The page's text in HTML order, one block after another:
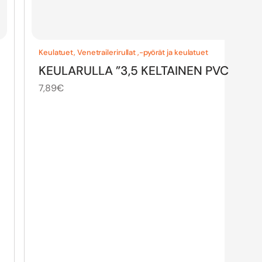
Keulatuet, Venetrailerirullat ,-pyörät ja keulatuet
KEULARULLA ”3,5 KELTAINEN PVC
7,89€